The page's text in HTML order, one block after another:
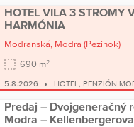
HOTEL VILA 3 STROMY
HARMÓNIA
Modranská, Modra (Pezinok)
690 m2
5.8.2026 HOTEL, PENZIÓN
Predaj – Dvojgeneračný
Modra – Kellenbergerova